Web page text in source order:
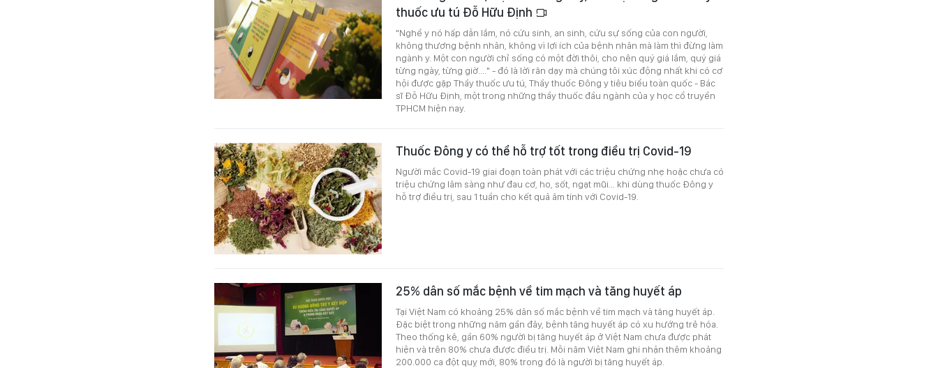
thuốc ưu tú Đỗ Hữu Định
"Nghề y nó hấp dẫn lắm, nó cứu sinh, an sinh, cứu sự sống của con người,
không thương bệnh nhân, không vì lợi ích của bệnh nhân mà làm thì đừng làm
ngành y. Một con người chỉ sống có một đời thôi, cho nên quý giá lắm, quý giá
từng ngày, từng giờ...." - đó là lời răn dạy mà chúng tôi xúc động nhất khi có cơ
hội được gặp Thầy thuốc ưu tú, Thầy thuốc Đông y tiêu biểu toàn quốc - Bác
sĩ Đỗ Hữu Định, một trong những thầy thuốc đầu ngành của y học cổ truyền
TPHCM hiện nay.
Thuốc Đông y có thể hỗ trợ tốt trong điều trị Covid-19
Người mắc Covid-19 giai đoạn toàn phát với các triệu chứng nhẹ hoặc chưa có
triệu chứng lâm sàng như đau cơ, ho, sốt, ngạt mũi… khi dùng thuốc Đông y
hỗ trợ điều trị, sau 1 tuần cho kết quả âm tính với Covid-19.
25% dân số mắc bệnh về tim mạch và tăng huyết áp
Tại Việt Nam có khoảng 25% dân số mắc bệnh về tim mạch và tăng huyết áp.
Đặc biệt trong những năm gần đây, bệnh tăng huyết áp có xu hướng trẻ hóa.
Theo thống kê, gần 60% người bị tăng huyết áp ở Việt Nam chưa được phát
hiện và trên 80% chưa được điều trị. Mỗi năm Việt Nam ghi nhận thêm khoảng
200.000 ca đột quỵ mới, 80% trong đó là người bị tăng huyết áp.